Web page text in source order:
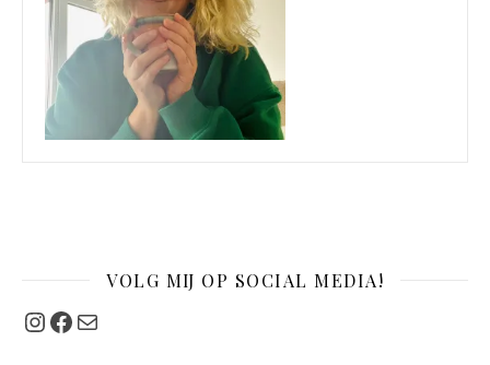
VOLG MIJ OP SOCIAL MEDIA!
Instagram
Facebook
Mail